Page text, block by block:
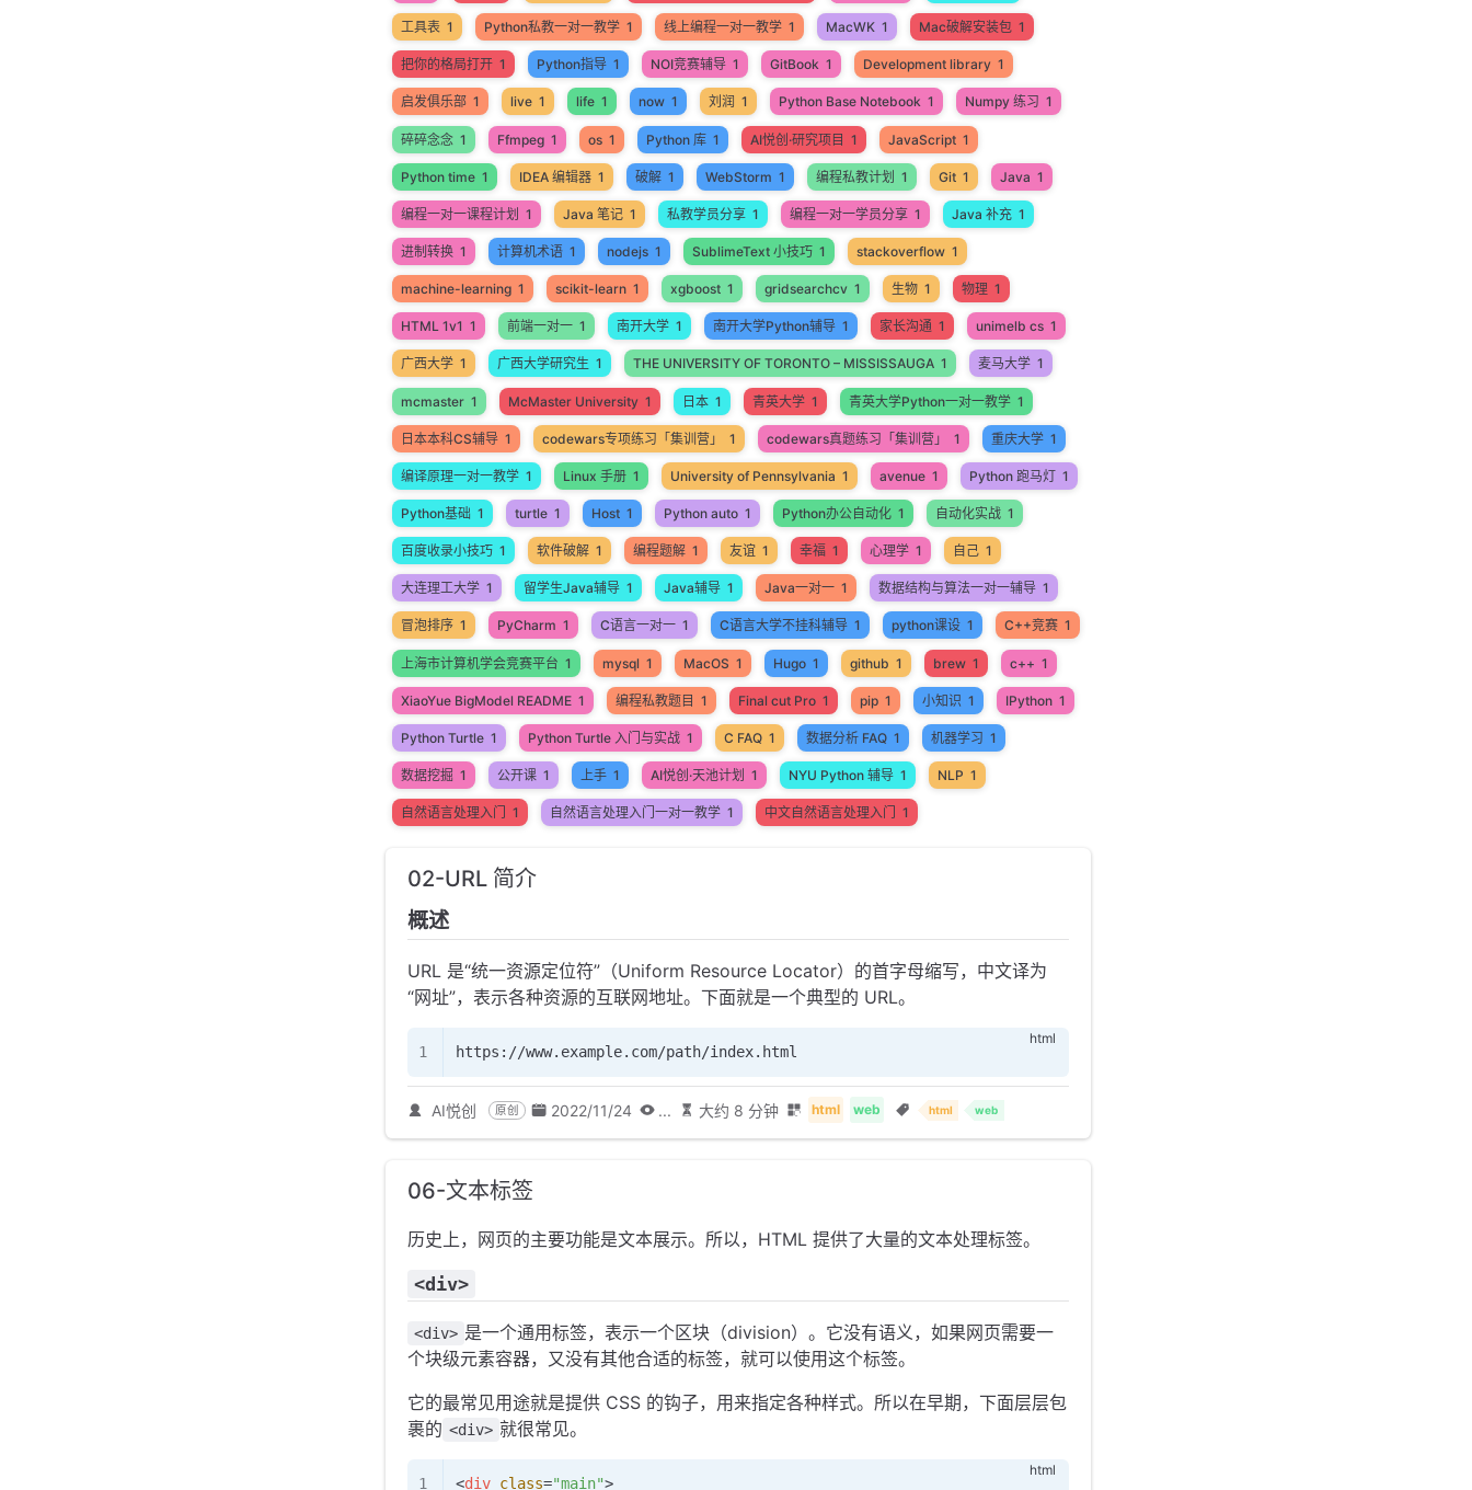
工具表 1 Python私教一对一教学 1 线上编程一对一教学 1 MacWK 1 Mac破解安装包 1
把你的格局打开 1 Python指导 1 NOI竞赛辅导 1 GitBook 1 Development library 1
启发俱乐部 1 live 1 life 1 now 1 刘润 1 Python Base Notebook 1 Numpy 练习 1
碎碎念念 1 Ffmpeg 1 os 1 Python 库 1 AI悦创·研究项目 1 JavaScript 1
Python time 1 IDEA 编辑器 1 破解 1 WebStorm 1 编程私教计划 1 Git 1 Java 1
编程一对一课程计划 1 Java 笔记 1 私教学员分享 1 编程一对一学员分享 1 Java 补充 1
进制转换 1 计算机术语 1 nodejs 1 SublimeText 小技巧 1 stackoverflow 1
machine-learning 1 scikit-learn 1 xgboost 1 gridsearchcv 1 生物 1 物理 1
HTML 1v1 1 前端一对一 1 南开大学 1 南开大学Python辅导 1 家长沟通 1 unimelb cs 1
广西大学 1 广西大学研究生 1 THE UNIVERSITY OF TORONTO – MISSISSAUGA 1 麦马大学 1
mcmaster 1 McMaster University 1 日本 1 青英大学 1 青英大学Python一对一教学 1
日本本科CS辅导 1 codewars专项练习「集训营」 1 codewars真题练习「集训营」 1 重庆大学 1
编译原理一对一教学 1 Linux 手册 1 University of Pennsylvania 1 avenue 1 Python 跑马灯 1
Python基础 1 turtle 1 Host 1 Python auto 1 Python办公自动化 1 自动化实战 1
百度收录小技巧 1 软件破解 1 编程题解 1 友谊 1 幸福 1 心理学 1 自己 1
大连理工大学 1 留学生Java辅导 1 Java辅导 1 Java一对一 1 数据结构与算法一对一辅导 1
冒泡排序 1 PyCharm 1 C语言一对一 1 C语言大学不挂科辅导 1 python课设 1 C++竞赛 1
上海市计算机学会竞赛平台 1 mysql 1 MacOS 1 Hugo 1 github 1 brew 1 c++ 1
XiaoYue BigModel README 1 编程私教题目 1 Final cut Pro 1 pip 1 小知识 1 IPython 1
Python Turtle 1 Python Turtle 入门与实战 1 C FAQ 1 数据分析 FAQ 1 机器学习 1
数据挖掘 1 公开课 1 上手 1 AI悦创·天池计划 1 NYU Python 辅导 1 NLP 1
自然语言处理入门 1 自然语言处理入门一对一教学 1 中文自然语言处理入门 1
02-URL 简介
概述
URL 是“统一资源定位符”（Uniform Resource Locator）的首字母缩写，中文译为
“网址”，表示各种资源的互联网地址。下面就是一个典型的 URL。
https://www.example.com/path/index.html
AI悦创 原创 2022/11/24 ... 大约 8 分钟 html web html web
06-文本标签
历史上，网页的主要功能是文本展示。所以，HTML 提供了大量的文本处理标签。
<div>
<div> 是一个通用标签，表示一个区块（division）。它没有语义，如果网页需要一
个块级元素容器，又没有其他合适的标签，就可以使用这个标签。
它的最常见用途就是提供 CSS 的钩子，用来指定各种样式。所以在早期，下面层层包
裹的 <div> 就很常见。
<div class="main">